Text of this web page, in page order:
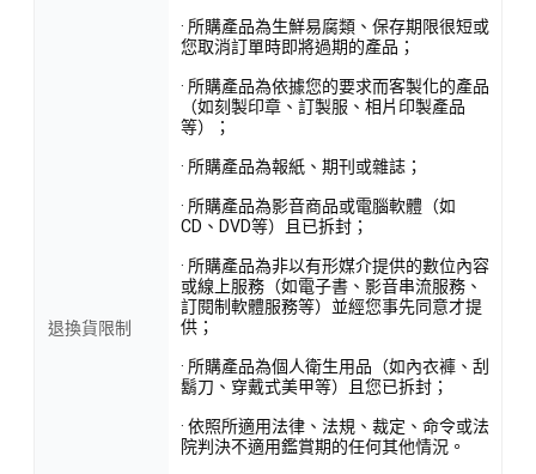
退換貨限制
· 所購產品為生鮮易腐類、保存期限很短或
您取消訂單時即將過期的產品；
· 所購產品為依據您的要求而客製化的產品
（如刻製印章、訂製服、相片印製產品
等）；
· 所購產品為報紙、期刊或雜誌；
· 所購產品為影音商品或電腦軟體（如
CD、DVD等）且已拆封；
· 所購產品為非以有形媒介提供的數位內容
或線上服務（如電子書、影音串流服務、
訂閱制軟體服務等）並經您事先同意才提
供；
· 所購產品為個人衛生用品（如內衣褲、刮
鬍刀、穿戴式美甲等）且您已拆封；
· 依照所適用法律、法規、裁定、命令或法
院判決不適用鑑賞期的任何其他情況。